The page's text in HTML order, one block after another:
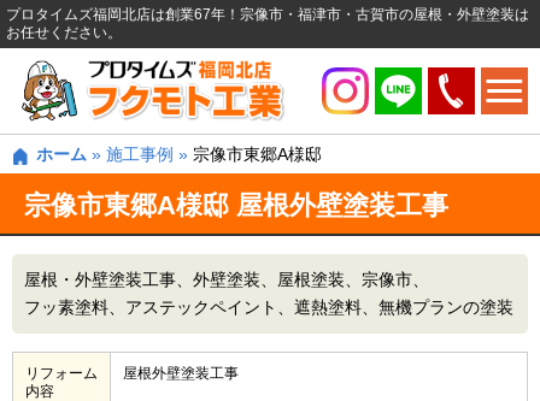
プロタイムズ福岡北店は創業67年！宗像市・福津市・古賀市の屋根・外壁塗装は
お任せください。
ホーム » 施工事例 » 宗像市東郷A様邸
宗像市東郷A様邸 屋根外壁塗装工事
屋根・外壁塗装工事 外壁塗装 屋根塗装
宗像市
フッ素塗料
アステックペイント 遮熱塗料 無機プランの塗装
リフォーム
内容
屋根外壁塗装工事